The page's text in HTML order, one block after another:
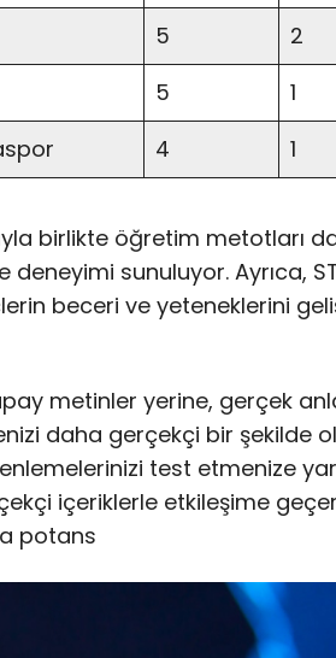
5 2
5 1
4 1
birlikte öğretim metotları
sunuluyor. Ayrıca,
beceri ve yeteneklerini
metinler yerine, gerçek
daha gerçekçi bir şekilde
test etmenize
içeriklerle etkileşime
potans